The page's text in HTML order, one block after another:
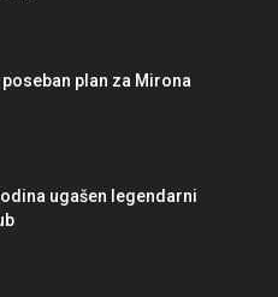
plan za Mirona
ugašen legendarni